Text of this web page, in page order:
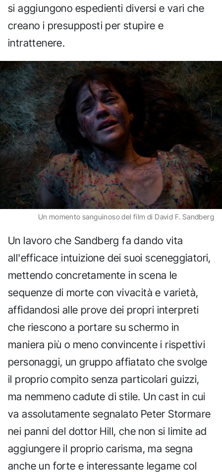
si aggiungono espedienti diversi e vari che
creano i presupposti per stupire e
intrattenere.
Un momento sanguinoso del film di David F. Sandberg
Un lavoro che Sandberg fa dando vita
all'efficace intuizione dei suoi sceneggiatori,
mettendo concretamente in scena le
sequenze di morte con vivacità e varietà,
affidandosi alle prove dei propri interpreti
che riescono a portare su schermo in
maniera più o meno convincente i rispettivi
personaggi, un gruppo affiatato che svolge
il proprio compito senza particolari guizzi,
ma nemmeno cadute di stile. Un cast in cui
va assolutamente segnalato Peter Stormare
nei panni del dottor Hill, che non si limite ad
aggiungere il proprio carisma, ma segna
anche un forte e interessante legame col